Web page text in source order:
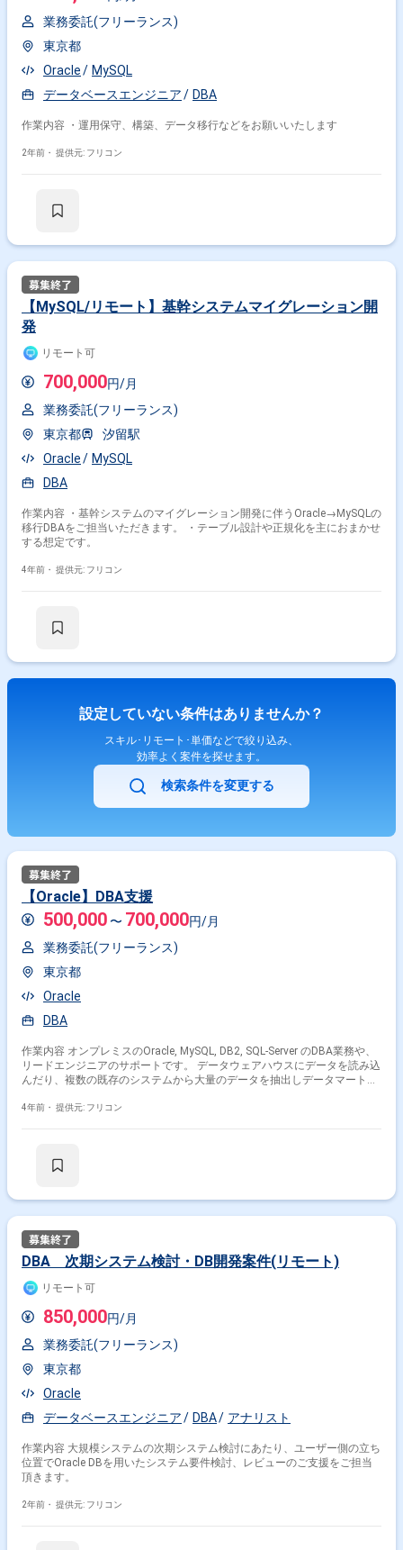
業務委託(フリーランス)
東京都
Oracle
MySQL
データベースエンジニア
DBA
作業内容 ・運用保守、構築、データ移行などをお願いいたします
2年前・ 提供元: フリコン
【MySQL/リモート】基幹システムマイグレーション開
発
リモート可
700,000円/月
業務委託(フリーランス)
東京都
汐留駅
Oracle
MySQL
DBA
作業内容 ・基幹システムのマイグレーション開発に伴うOracle→MySQLの
移行DBAをご担当いただきます。 ・テーブル設計や正規化を主におまかせ
する想定です。
4年前・ 提供元: フリコン
設定していない条件はありませんか？
スキル･リモート･単価などで絞り込み、
効率よく案件を探せます。
検索条件を変更する
【Oracle】DBA支援
500,000 〜 700,000円/月
業務委託(フリーランス)
東京都
Oracle
DBA
作業内容 オンプレミスのOracle, MySQL, DB2, SQL-Server のDBA業務や、
リードエンジニアのサポートです。 データウェアハウスにデータを読み込
んだり、複数の既存のシステムから大量のデータを抽出しデータマートし
4年前・ 提供元: フリコン
DBA 次期システム検討・DB開発案件(リモート)
リモート可
850,000円/月
業務委託(フリーランス)
東京都
Oracle
データベースエンジニア
DBA アナリスト
作業内容 大規模システムの次期システム検討にあたり、ユーザー側の立ち
位置でOracle DBを用いたシステム要件検討、レビューのご支援をご担当
頂きます。
2年前・ 提供元: フリコン